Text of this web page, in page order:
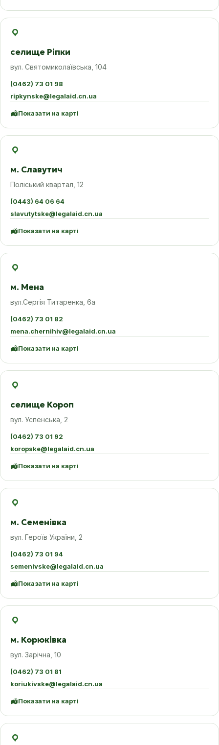
селище Ріпки
вул. Святомиколаївська, 104
(0462) 73 01 98
ripkynske@legalaid.cn.ua
Показати на карті
м. Славутич
Поліський квартал, 12
(0443) 64 06 64
slavutytske@legalaid.cn.ua
Показати на карті
м. Мена
вул.Сергія Титаренка, 6а
(0462) 73 01 82
mena.chernihiv@legalaid.cn.ua
Показати на карті
селище Короп
вул. Успенська, 2
(0462) 73 01 92
koropske@legalaid.cn.ua
Показати на карті
м. Семенівка
вул. Героїв України, 2
(0462) 73 01 94
semenivske@legalaid.cn.ua
Показати на карті
м. Корюківка
вул. Зарічна, 10
(0462) 73 01 81
koriukivske@legalaid.cn.ua
Показати на карті